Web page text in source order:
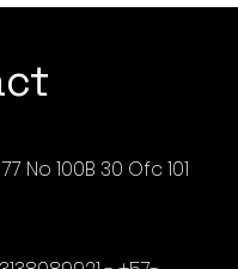
No 100B 30 Ofc 101